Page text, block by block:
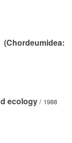
ecology / 1988